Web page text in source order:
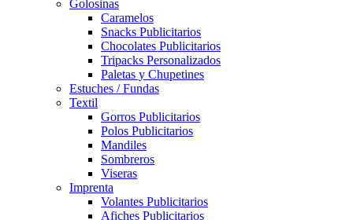
Golosinas
Caramelos
Snacks Publicitarios
Chocolates Publicitarios
Tripacks Personalizados
Paletas y Chupetines
Estuches / Fundas
Textil
Gorros Publicitarios
Polos Publicitarios
Mandiles
Sombreros
Viseras
Imprenta
Volantes Publicitarios
Afiches Publicitarios